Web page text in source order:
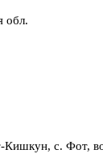
обл.
с. Фот,